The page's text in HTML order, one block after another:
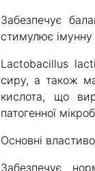
Забезпечує
стимулює
Lactobacillus
сиру, а також
кислота, що
патогенної
Основні
Забезпечує